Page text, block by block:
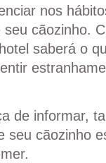
nos
seu cãozinho.
saberá o
de informar,
seu cãozinho